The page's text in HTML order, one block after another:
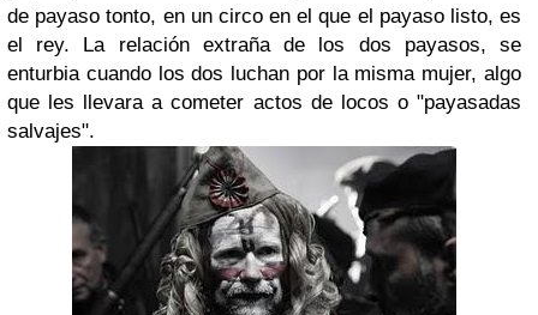
de payaso tonto, en un circo en el que el payaso listo, es
el rey. La relación extraña de los dos payasos, se
enturbia cuando los dos luchan por la misma mujer, algo
que les llevara a cometer actos de locos o "payasadas
salvajes".